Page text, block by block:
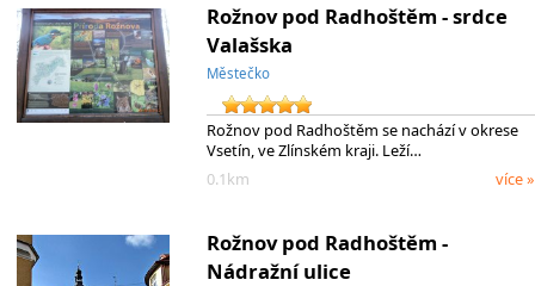
Rožnov pod Radhoštěm - srdce
Valašska
Městečko
Rožnov pod Radhoštěm se nachází v okrese
Vsetín, ve Zlínském kraji. Leží…
0.1km
více »
Rožnov pod Radhoštěm -
Nádražní ulice